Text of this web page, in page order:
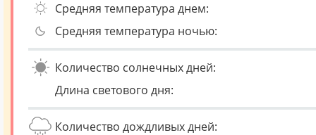
Средняя температура днем:
Средняя температура ночью:
Количество солнечных дней:
Длина светового дня:
Количество дождливых дней: